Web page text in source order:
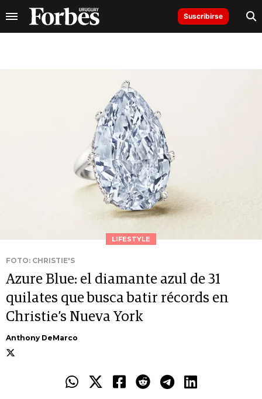
Suscribirse
LIFESTYLE
FOTO: CHRISTIE'S
Azure Blue: el diamante azul de 31
quilates que busca batir récords en
Christie’s Nueva York
Anthony DeMarco